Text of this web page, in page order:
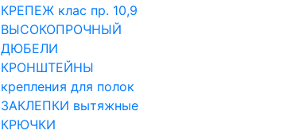
КРЕПЕЖ клас пр. 10,9
ВЫСОКОПРОЧНЫЙ
ДЮБЕЛИ
КРОНШТЕЙНЫ
крепления для полок
ЗАКЛЕПКИ вытяжные
КРЮЧКИ